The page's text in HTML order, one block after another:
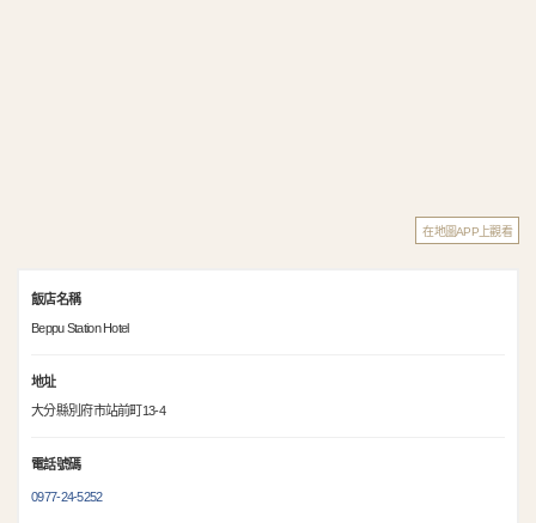
在地圖APP上觀看
飯店名稱
Beppu Station Hotel
地址
大分縣別府市站前町13-4
電話號碼
0977-24-5252